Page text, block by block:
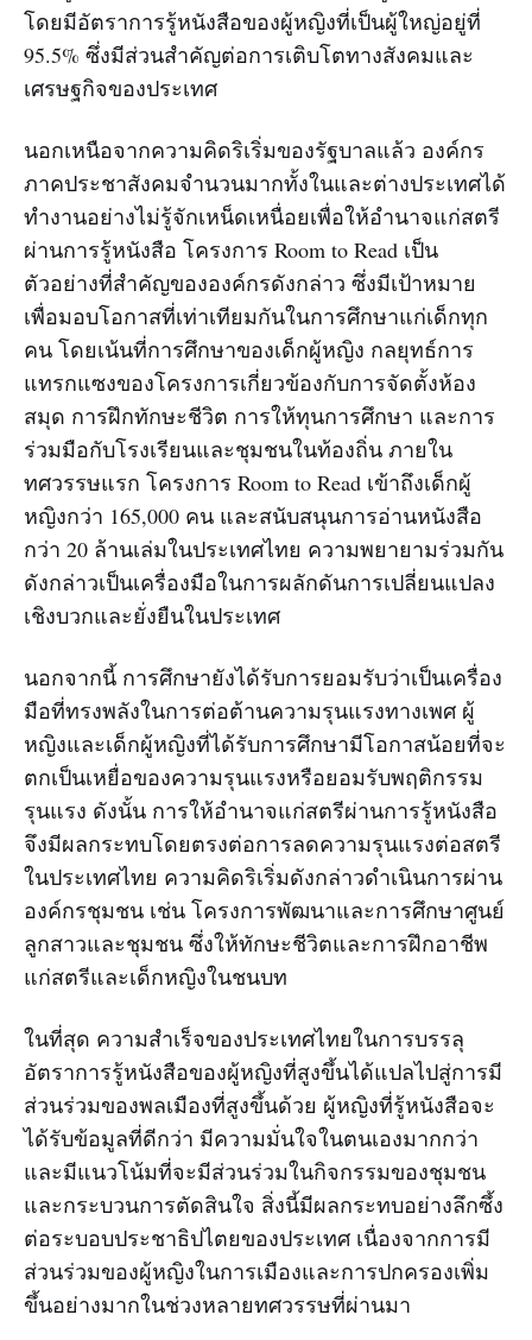
โดยมีอัตราการรู้หนังสือของผู้หญิงที่เป็นผู้ใหญ่อยู่ที่
95.5% ซึ่งมีส่วนสำคัญต่อการเติบโตทางสังคมและ
เศรษฐกิจของประเทศ
นอกเหนือจากความคิดริเริ่มของรัฐบาลแล้ว องค์กร
ภาคประชาสังคมจำนวนมากทั้งในและต่างประเทศได้
ทำงานอย่างไม่รู้จักเหน็ดเหนื่อยเพื่อให้อำนาจแก่สตรี
ผ่านการรู้หนังสือ โครงการ Room to Read เป็น
ตัวอย่างที่สำคัญขององค์กรดังกล่าว ซึ่งมีเป้าหมาย
เพื่อมอบโอกาสที่เท่าเทียมกันในการศึกษาแก่เด็กทุก
คน โดยเน้นที่การศึกษาของเด็กผู้หญิง กลยุทธ์การ
แทรกแซงของโครงการเกี่ยวข้องกับการจัดตั้งห้อง
สมุด การฝึกทักษะชีวิต การให้ทุนการศึกษา และการ
ร่วมมือกับโรงเรียนและชุมชนในท้องถิ่น ภายใน
ทศวรรษแรก โครงการ Room to Read เข้าถึงเด็กผู้
หญิงกว่า 165,000 คน และสนับสนุนการอ่านหนังสือ
กว่า 20 ล้านเล่มในประเทศไทย ความพยายามร่วมกัน
ดังกล่าวเป็นเครื่องมือในการผลักดันการเปลี่ยนแปลง
เชิงบวกและยั่งยืนในประเทศ
นอกจากนี้ การศึกษายังได้รับการยอมรับว่าเป็นเครื่อง
มือที่ทรงพลังในการต่อต้านความรุนแรงทางเพศ ผู้
หญิงและเด็กผู้หญิงที่ได้รับการศึกษามีโอกาสน้อยที่จะ
ตกเป็นเหยื่อของความรุนแรงหรือยอมรับพฤติกรรม
รุนแรง ดังนั้น การให้อำนาจแก่สตรีผ่านการรู้หนังสือ
จึงมีผลกระทบโดยตรงต่อการลดความรุนแรงต่อสตรี
ในประเทศไทย ความคิดริเริ่มดังกล่าวดำเนินการผ่าน
องค์กรชุมชน เช่น โครงการพัฒนาและการศึกษาศูนย์
ลูกสาวและชุมชน ซึ่งให้ทักษะชีวิตและการฝึกอาชีพ
แก่สตรีและเด็กหญิงในชนบท
ในที่สุด ความสำเร็จของประเทศไทยในการบรรลุ
อัตราการรู้หนังสือของผู้หญิงที่สูงขึ้นได้แปลไปสู่การมี
ส่วนร่วมของพลเมืองที่สูงขึ้นด้วย ผู้หญิงที่รู้หนังสือจะ
ได้รับข้อมูลที่ดีกว่า มีความมั่นใจในตนเองมากกว่า
และมีแนวโน้มที่จะมีส่วนร่วมในกิจกรรมของชุมชน
และกระบวนการตัดสินใจ สิ่งนี้มีผลกระทบอย่างลึกซึ้ง
ต่อระบอบประชาธิปไตยของประเทศ เนื่องจากการมี
ส่วนร่วมของผู้หญิงในการเมืองและการปกครองเพิ่ม
ขึ้นอย่างมากในช่วงหลายทศวรรษที่ผ่านมา